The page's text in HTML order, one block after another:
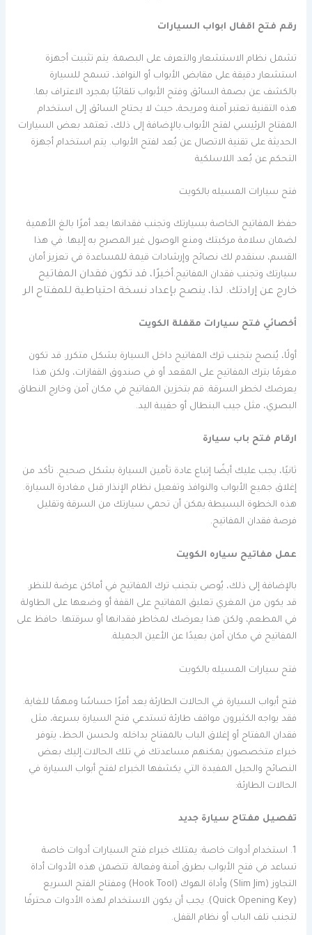
رقم فتح اقفال ابواب السيارات
تشمل نظام الاستشعار والتعرف على البصمة. يتم تثبيت أجهزة
استشعار دقيقة على مقابض الأبواب أو النوافذ، تسمح للسيارة
بالكشف عن بصمة السائق وفتح الأبواب تلقائيًا بمجرد الاعتراف بها.
هذه التقنية تعتبر آمنة ومريحة، حيث لا يحتاج السائق إلى استخدام
المفتاح الرئيسي لفتح الأبواب.بالإضافة إلى ذلك، تعتمد بعض السيارات
الحديثة على تقنية الاتصال عن بُعد لفتح الأبواب. يتم استخدام أجهزة
التحكم عن بُعد اللاسلكية
فتح سيارات المسيله بالكويت
حفظ المفاتيح الخاصة بسيارتك وتجنب فقدانها يعد أمرًا بالغ الأهمية
لضمان سلامة مركبتك ومنع الوصول غير المصرح به إليها. في هذا
القسم، سنقدم لك نصائح وإرشادات قيمة للمساعدة في تعزيز أمان
سيارتك وتجنب فقدان المفاتيح.أخيرًا، قد تكون فقدان المفاتيح
خارج عن إرادتك. لذا، ينصح بإعداد نسخة احتياطية للمفتاح الر
أخصائي فتح سيارات مقفلة الكويت
أولًا، يُنصح بتجنب ترك المفاتيح داخل السيارة بشكل متكرر. قد تكون
مغرمًا بترك المفاتيح على المقعد أو في صندوق القفازات، ولكن هذا
يعرضك لخطر السرقة. قم بتخزين المفاتيح في مكان آمن وخارج النطاق
البصري، مثل جيب البنطال أو حقيبة اليد.
ارقام فتح باب سيارة
ثانيًا، يجب عليك أيضًا إتباع عادة تأمين السيارة بشكل صحيح. تأكد من
إغلاق جميع الأبواب والنوافذ وتفعيل نظام الإنذار قبل مغادرة السيارة.
هذه الخطوة البسيطة يمكن أن تحمي سيارتك من السرقة وتقليل
فرصة فقدان المفاتيح.
عمل مفاتيح سياره الكويت
بالإضافة إلى ذلك، يُوصى بتجنب ترك المفاتيح في أماكن عرضة للنظر.
قد يكون من المغري تعليق المفاتيح على القفة أو وضعها على الطاولة
في المطعم، ولكن هذا يعرضك لمخاطر فقدانها أو سرقتها. حافظ على
المفاتيح في مكان آمن بعيدًا عن الأعين الجميلة.
فتح سيارات المسيله بالكويت
فتح أبواب السيارة في الحالات الطارئة يعد أمرًا حساسًا ومهمًا للغاية.
فقد يواجه الكثيرون مواقف طارئة تستدعي فتح السيارة بسرعة، مثل
فقدان المفتاح أو إغلاق الباب بالمفتاح بداخله. ولحسن الحظ، يتوفر
خبراء متخصصون يمكنهم مساعدتك في تلك الحالات.إليك بعض
النصائح والحيل المفيدة التي يكشفها الخبراء لفتح أبواب السيارة في
الحالات الطارئة:
تفصيل مفتاح سيارة جديد
1. استخدام أدوات خاصة: يمتلك خبراء فتح السيارات أدوات خاصة
تساعد في فتح الأبواب بطرق آمنة وفعالة. تتضمن هذه الأدوات أداة
التجاوز (Slim Jim) وأداة الهوك (Hook Tool) ومفتاح الفتح السريع
(Quick Opening Key). يجب أن يكون الاستخدام لهذه الأدوات محترفًا
لتجنب تلف الباب أو نظام القفل.